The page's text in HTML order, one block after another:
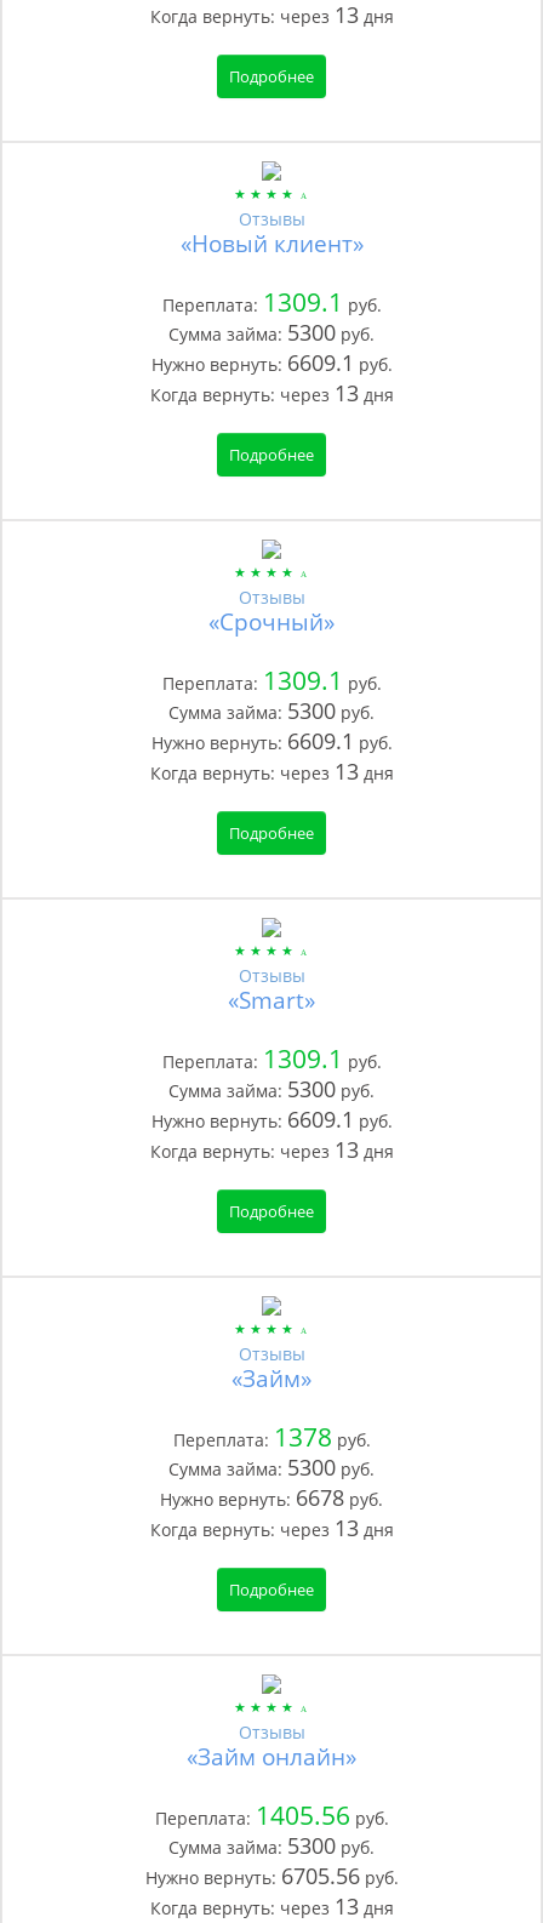
Когда вернуть: через 13дня
Подробнее
Отзывы
«Новый клиент»
Переплата: 1309.1 руб.
Сумма займа: 5300 руб.
Нужно вернуть: 6609.1 руб.
Когда вернуть: через 13дня
Подробнее
Отзывы
«Срочный»
Переплата: 1309.1 руб.
Сумма займа: 5300 руб.
Нужно вернуть: 6609.1 руб.
Когда вернуть: через 13дня
Подробнее
Отзывы
«Smart»
Переплата: 1309.1 руб.
Сумма займа: 5300 руб.
Нужно вернуть: 6609.1 руб.
Когда вернуть: через 13дня
Подробнее
Отзывы
«Займ»
Переплата: 1378 руб.
Сумма займа: 5300 руб.
Нужно вернуть: 6678 руб.
Когда вернуть: через 13дня
Подробнее
Отзывы
«Займ онлайн»
Переплата: 1405.56 руб.
Сумма займа: 5300 руб.
Нужно вернуть: 6705.56руб.
Когда вернуть: через 13дня